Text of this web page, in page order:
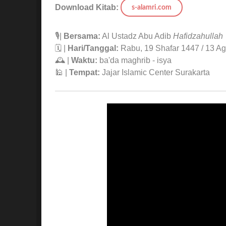
Download Kitab:
s-alamri.com
🎙| Bersama: Al Ustadz Abu Adib Hafidzahullah
🗓 |
Hari/Tanggal: Rabu, 19 Shafar 1447 / 13
🕰 | Waktu: ba'da maghrib - isya
🕌 | Tempat: Jajar Islamic Center Surakarta